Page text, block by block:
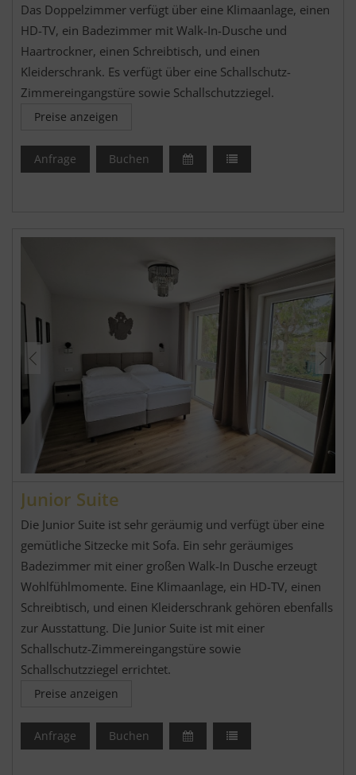
Das Doppelzimmer verfügt über eine Klimaanlage, einen
HD-TV, ein Badezimmer mit Walk-In-Dusche und
Haartrockner, einen Schreibtisch, und einen
Kleiderschrank. Es verfügt über eine Schallschutz-
Zimmereingangstüre sowie Schallschutzziegel.
Preise anzeigen
Anfrage Buchen
Junior Suite
Die Junior Suite ist sehr geräumig und verfügt über eine
gemütliche Sitzecke mit Sofa. Ein sehr geräumiges
Badezimmer mit einer großen Walk-In Dusche erzeugt
Wohlfühlmomente. Eine Klimaanlage, ein HD-TV, einen
Schreibtisch, und einen Kleiderschrank gehören ebenfalls
zur Ausstattung. Die Junior Suite ist mit einer
Schallschutz-Zimmereingangstüre sowie
Schallschutzziegel errichtet.
Preise anzeigen
Anfrage Buchen